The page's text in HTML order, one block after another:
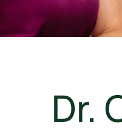
Dr.